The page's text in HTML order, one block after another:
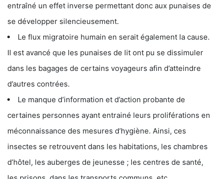
entraîné un effet inverse permettant donc aux punaises de
se développer silencieusement.
Le flux migratoire humain en serait également la cause.
Il est avancé que les punaises de lit ont pu se dissimuler
dans les bagages de certains voyageurs afin d’atteindre
d’autres contrées.
Le manque d’information et d’action probante de
certaines personnes ayant entrainé leurs proliférations en
méconnaissance des mesures d’hygiène. Ainsi, ces
insectes se retrouvent dans les habitations, les chambres
d’hôtel, les auberges de jeunesse ; les centres de santé,